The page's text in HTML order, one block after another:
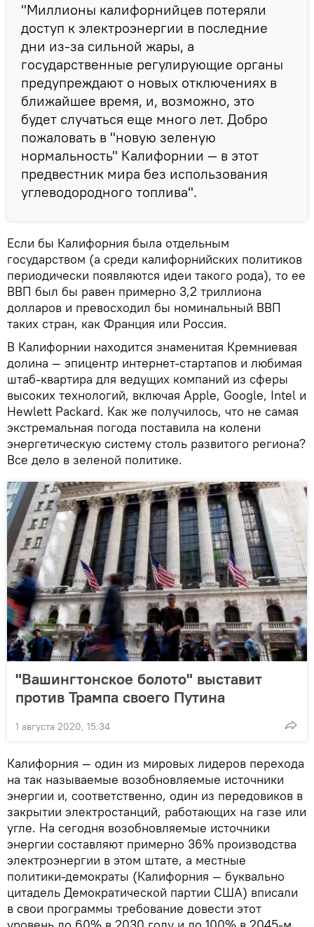
"Миллионы калифорнийцев потеряли
доступ к электроэнергии в последние
дни из-за сильной жары, а
государственные регулирующие органы
предупреждают о новых отключениях в
ближайшее время, и, возможно, это
будет случаться еще много лет. Добро
пожаловать в "новую зеленую
нормальность" Калифорнии — в этот
предвестник мира без использования
углеводородного топлива".
Если бы Калифорния была отдельным
государством (а среди калифорнийских политиков
периодически появляются идеи такого рода), то ее
ВВП был бы равен примерно 3,2 триллиона
долларов и превосходил бы номинальный ВВП
таких стран, как Франция или Россия.
В Калифорнии находится знаменитая Кремниевая
долина — эпицентр интернет-стартапов и любимая
штаб-квартира для ведущих компаний из сферы
высоких технологий, включая Apple, Google, Intel и
Hewlett Packard. Как же получилось, что не самая
экстремальная погода поставила на колени
энергетическую систему столь развитого региона?
Все дело в зеленой политике.
"Вашингтонское болото" выставит
против Трампа своего Путина
1 августа 2020, 15:34
Калифорния — один из мировых лидеров перехода
на так называемые возобновляемые источники
энергии и, соответственно, один из передовиков в
закрытии электростанций, работающих на газе или
угле. На сегодня возобновляемые источники
энергии составляют примерно 36% производства
электроэнергии в этом штате, а местные
политики-демократы (Калифорния — буквально
цитадель Демократической партии США) вписали
в свои программы требование довести этот